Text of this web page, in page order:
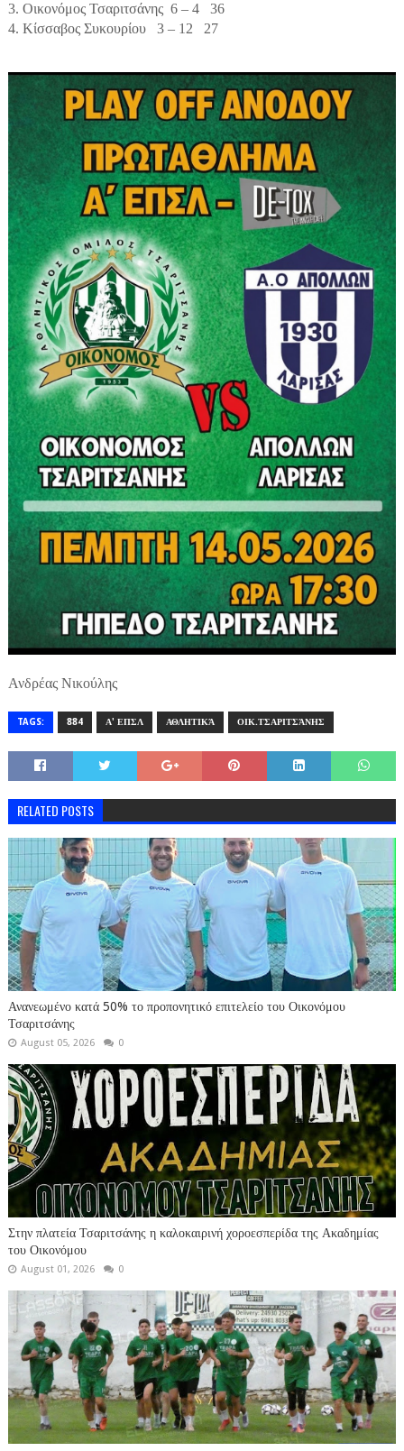
3. Οικονόμος Τσαριτσάνης 6 – 4 36
4. Κίσσαβος Συκουρίου 3 – 12 27
Ανδρέας Νικούλης
TAGS: 884 Α' ΕΠΣΛ ΑΘΛΗΤΙΚΆ ΟΙΚ.ΤΣΑΡΙΤΣΆΝΗΣ
RELATED POSTS
Ανανεωμένο κατά 50% το προπονητικό επιτελείο του Οικονόμου
Τσαριτσάνης
August 05, 2026 0
Στην πλατεία Τσαριτσάνης η καλοκαιρινή χοροεσπερίδα της Ακαδημίας
του Οικονόμου
August 01, 2026 0